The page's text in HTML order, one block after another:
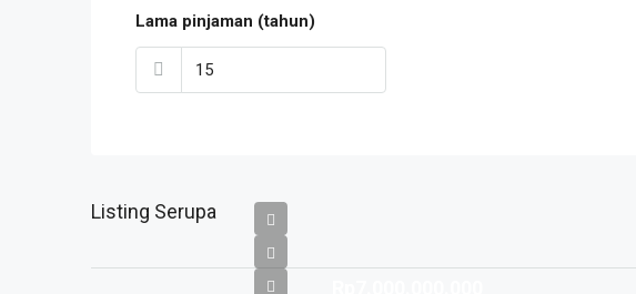
Lama pinjaman (tahun)
Listing Serupa